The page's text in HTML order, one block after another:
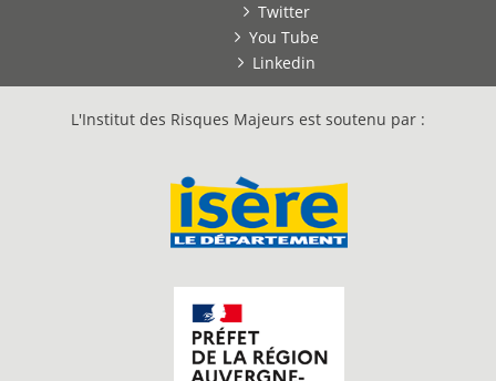
Twitter
You Tube
Linkedin
L'Institut des Risques Majeurs est soutenu par :